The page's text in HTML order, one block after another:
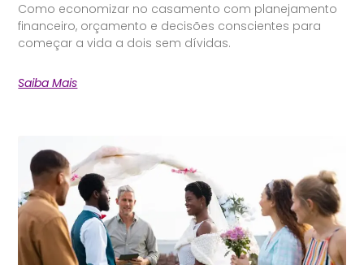
Como economizar no casamento com planejamento
financeiro, orçamento e decisões conscientes para
começar a vida a dois sem dívidas.
Saiba Mais